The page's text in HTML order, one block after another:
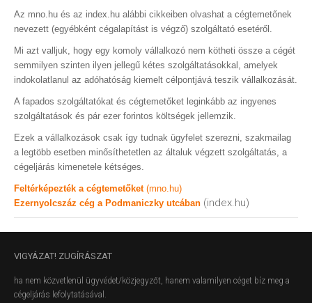
Az mno.hu és az index.hu alábbi cikkeiben olvashat a cégtemetőnek
nevezett (egyébként cégalapítást is végző) szolgáltató esetéről.
Mi azt valljuk, hogy egy komoly vállalkozó nem kötheti össze a cégét
semmilyen szinten ilyen jellegű kétes szolgáltatásokkal, amelyek
indokolatlanul az adóhatóság kiemelt célpontjává teszik vállalkozását.
A fapados szolgáltatókat és cégtemetőket leginkább az ingyenes
szolgáltatások és pár ezer forintos költségek jellemzik.
Ezek a vállalkozások csak így tudnak ügyfelet szerezni, szakmailag
a legtöbb esetben minősíthetetlen az általuk végzett szolgáltatás, a
cégeljárás kimenetele kétséges.
Feltérképezték a cégtemetőket (mno.hu)
Ezernyolcszáz cég a Podmaniczky utcában (index.hu)
VIGYÁZAT! ZUGÍRÁSZAT
ha nem közvetlenül ügyvédet/közjegyzőt, hanem valamilyen céget bíz meg a
cégeljárás lefolytatásával.